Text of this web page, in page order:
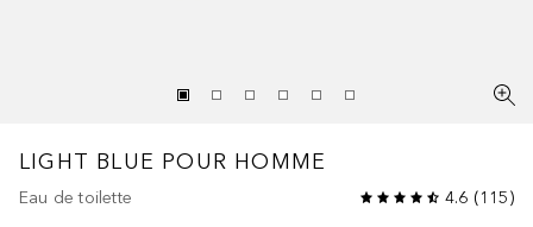
LIGHT BLUE POUR HOMME
Eau de toilette 4.6 (115)